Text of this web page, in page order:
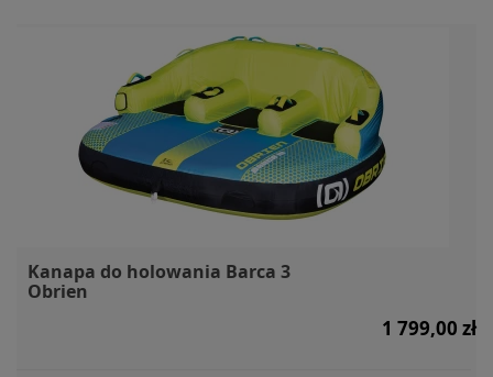
Kanapa do holowania Barca 3
Obrien
1 799,00 zł